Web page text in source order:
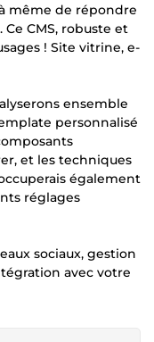
même de répondre
CMS, robuste et
! Site vitrine, e-
ensemble
personnalisé
et les techniques
également
réglages
sociaux, gestion
avec votre